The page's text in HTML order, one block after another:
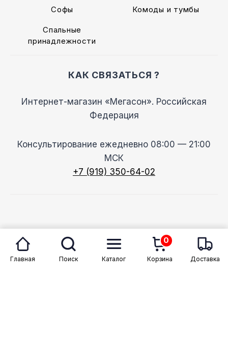
Софы Комоды и тумбы
Спальные
принадлежности
КАК СВЯЗАТЬСЯ ?
Интернет-магазин «Мегасон». Российская
Федерация
Консультирование ежедневно 08:00 — 21:00
МСК
+7 (919) 350-64-02
© 2026 Megason
Главная Поиск Каталог
0
Корзина Доставка